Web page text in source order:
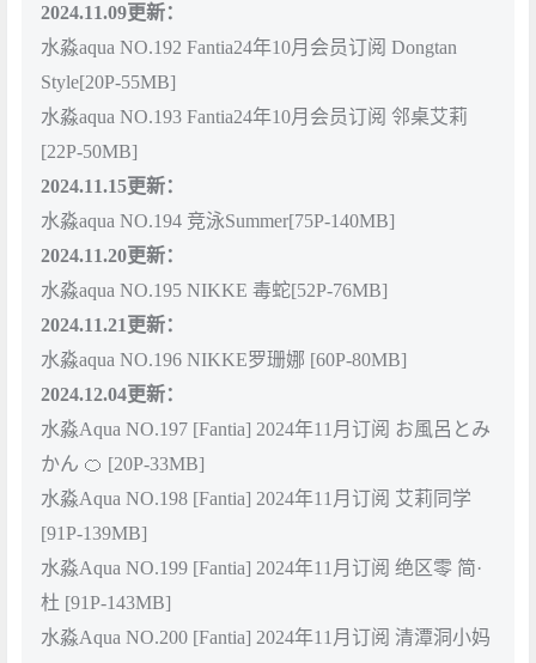
2024.11.09更新：
水淼aqua NO.192 Fantia24年10月会员订阅 Dongtan
Style[20P-55MB]
水淼aqua NO.193 Fantia24年10月会员订阅 邻桌艾莉
[22P-50MB]
2024.11.15更新：
水淼aqua NO.194 竞泳Summer[75P-140MB]
2024.11.20更新：
水淼aqua NO.195 NIKKE 毒蛇[52P-76MB]
2024.11.21更新：
水淼aqua NO.196 NIKKE罗珊娜 [60P-80MB]
2024.12.04更新：
水淼Aqua NO.197 [Fantia] 2024年11月订阅 お風呂とみ
かん 🍊 [20P-33MB]
水淼Aqua NO.198 [Fantia] 2024年11月订阅 艾莉同学
[91P-139MB]
水淼Aqua NO.199 [Fantia] 2024年11月订阅 绝区零 简·
杜 [91P-143MB]
水淼Aqua NO.200 [Fantia] 2024年11月订阅 清潭洞小妈